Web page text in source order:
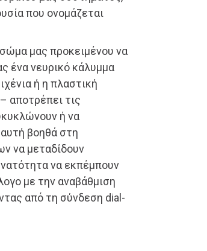
που ονομάζεται
μας προκειμένου να
ένα νευρικό κάλυμμα
ή η πλαστική
αποτρέπει τις
ή να
βοηθά στη
να μεταδίδουν
να εκπέμπουν
με την αναβάθμιση
από τη σύνδεση dial-